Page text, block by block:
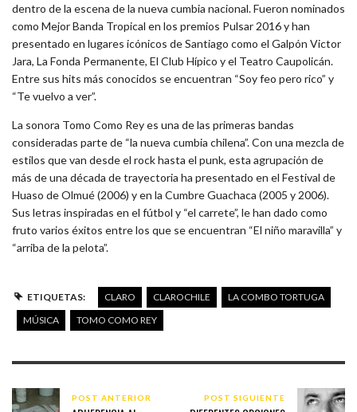
dentro de la escena de la nueva cumbia nacional. Fueron nominados
como Mejor Banda Tropical en los premios Pulsar 2016 y han
presentado en lugares icónicos de Santiago como el Galpón Victor
Jara, La Fonda Permanente, El Club Hípico y el Teatro Caupolicán.
Entre sus hits más conocidos se encuentran “Soy feo pero rico” y
“Te vuelvo a ver”.
La sonora Tomo Como Rey es una de las primeras bandas
consideradas parte de “la nueva cumbia chilena”. Con una mezcla de
estilos que van desde el rock hasta el punk, esta agrupación de
más de una década de trayectoria ha presentado en el Festival de
Huaso de Olmué (2006) y en la Cumbre Guachaca (2005 y 2006).
Sus letras inspiradas en el fútbol y “el carrete”, le han dado como
fruto varios éxitos entre los que se encuentran “El niño maravilla” y
“arriba de la pelota”.
ETIQUETAS: CLARO CLAROCHILE
LA COMBO TORTUGA
MÚSICA
TOMO COMO REY
POST ANTERIOR POST SIGUIENTE